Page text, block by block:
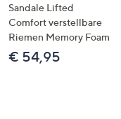
bzw.
rechts,
um
diese
Sandale Lifted
Comfort verstellbare
Riemen Memory Foam
€ 54,95